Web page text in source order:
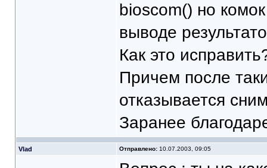
bioscom() но
выводе
Как это
Причем после
отказывается
Заранее
Vlad Отправлено:10.07.2003, 09:05